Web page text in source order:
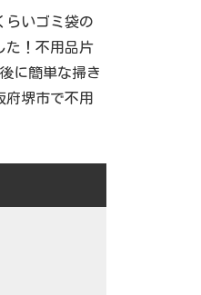
らいゴミ袋の
た！不用品片
に簡単な掃き
堺市で不用